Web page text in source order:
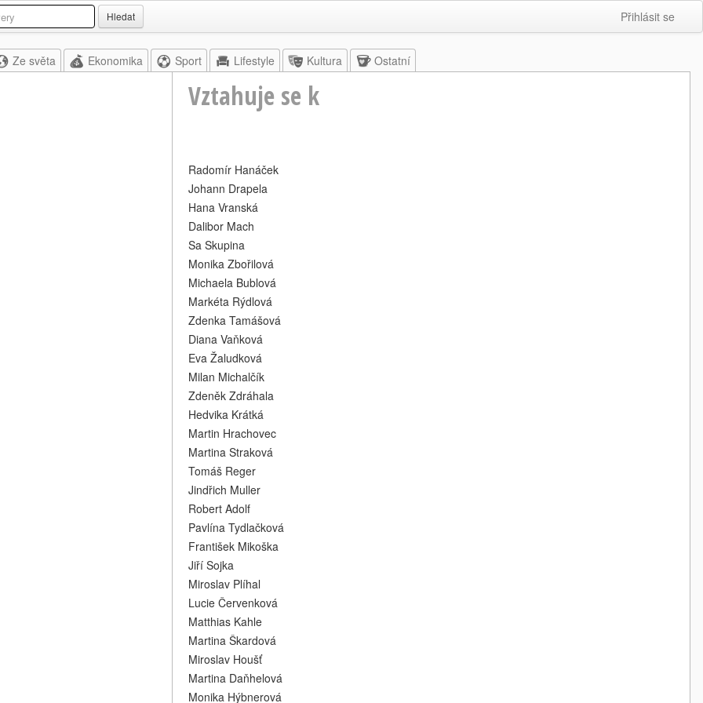
Hledat Přihlásit se
Ze světa Ekonomika Sport Lifestyle Kultura Ostatní
Vztahuje se k
Radomír Hanáček
Johann Drapela
Hana Vranská
Dalibor Mach
Sa Skupina
Monika Zbořilová
Michaela Bublová
Markéta Rýdlová
Zdenka Tamášová
Diana Vaňková
Eva Žaludková
Milan Michalčík
Zdeněk Zdráhala
Hedvika Krátká
Martin Hrachovec
Martina Straková
Tomáš Reger
Jindřich Muller
Robert Adolf
Pavlína Tydlačková
František Mikoška
Jiří Sojka
Miroslav Plíhal
Lucie Červenková
Matthias Kahle
Martina Škardová
Miroslav Houšť
Martina Daňhelová
Monika Hýbnerová